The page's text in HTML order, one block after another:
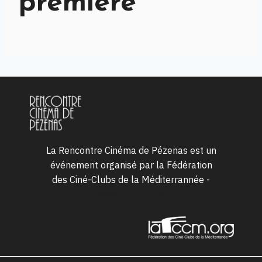
La Rencontre Cinéma de Pézenas est un
événement organisé par la Fédération
des Ciné-Clubs de la Méditerrannée -